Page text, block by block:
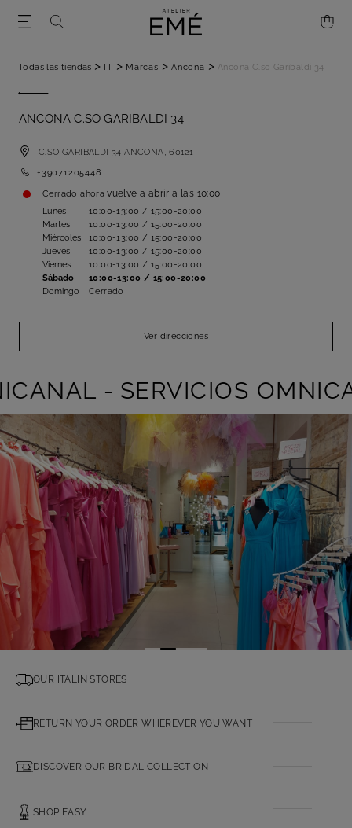
Todas las tiendas > IT > Marcas > Ancona > Ancona C.so Garibaldi 34
ANCONA C.SO GARIBALDI 34
C.SO GARIBALDI 34ANCONA,60121
+39071205448
Cerrado ahora vuelve a abrir a las 10:00
Lunes
10:00-13:00 / 15:00-20:00
Martes
10:00-13:00 / 15:00-20:00
Miércoles
10:00-13:00 / 15:00-20:00
Jueves
10:00-13:00 / 15:00-20:00
Viernes
10:00-13:00 / 15:00-20:00
Sábado
10:00-13:00 / 15:00-20:00
Domingo
Cerrado
Ver direcciones
-SERVICIOS
OUR ITALIN STORES
RETURN YOUR ORDER WHEREVER YOU WANT
DISCOVER OUR BRIDAL COLLECTION
SHOP EASY